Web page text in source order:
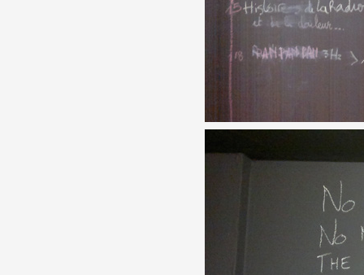
De A à Z
Année par année
Collection vidéos